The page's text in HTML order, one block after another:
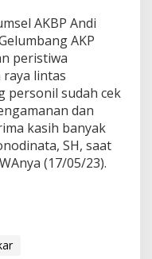
AKBP Andi
AKP
peristiwa
lintas
personil sudah cek
dan
kasih banyak
SH, saat
(17/05/23).